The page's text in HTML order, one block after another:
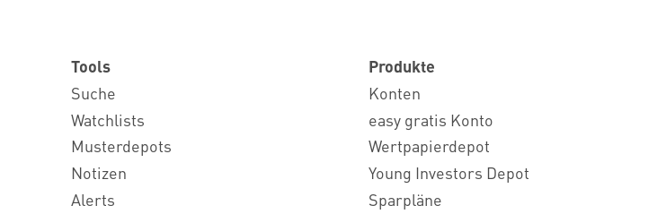
Tools
Suche
Watchlists
Musterdepots
Notizen
Alerts
Produkte
Konten
easy gratis Konto
Wertpapierdepot
Young Investors Depot
Sparpläne